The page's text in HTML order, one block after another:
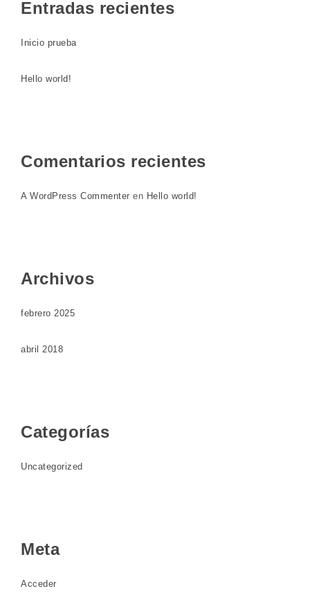
Entradas recientes
Inicio prueba
Hello world!
Comentarios recientes
A WordPress Commenter en Hello world!
Archivos
febrero 2025
abril 2018
Categorías
Uncategorized
Meta
Acceder